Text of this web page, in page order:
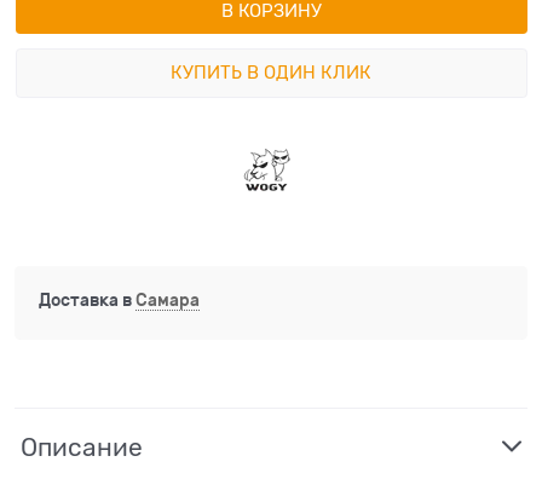
В КОРЗИНУ
КУПИТЬ В ОДИН КЛИК
Доставка вСамара
Описание